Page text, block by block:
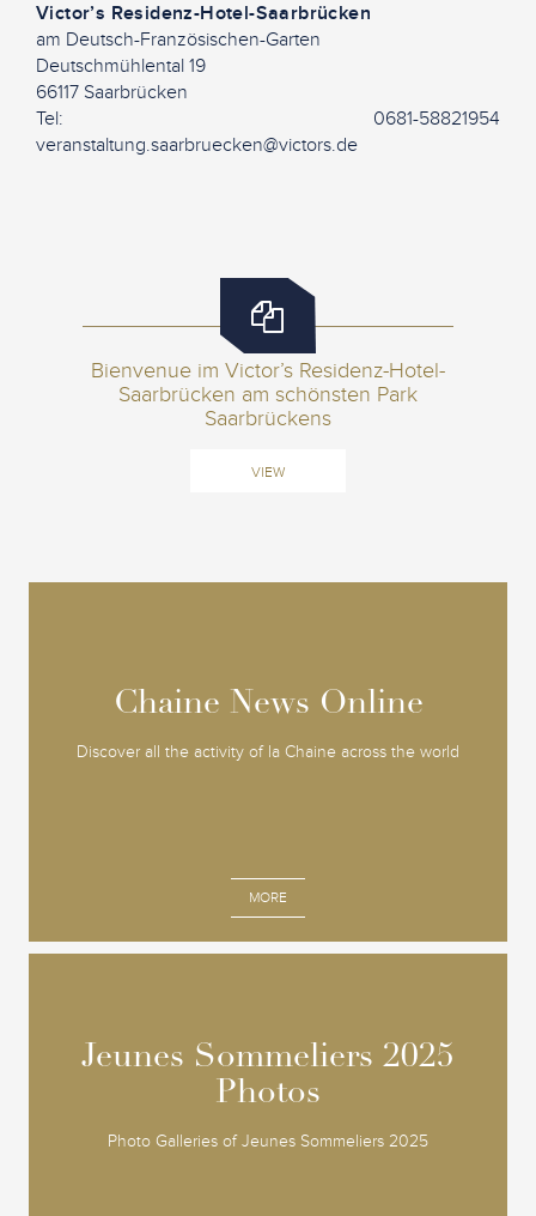
Victor’s Residenz-Hotel-Saarbrücken
am Deutsch-Französischen-Garten
Deutschmühlental 19
66117 Saarbrücken
Tel: 0681-58821954
veranstaltung.saarbruecken@victors.de
Bienvenue im Victor’s Residenz-Hotel-
Saarbrücken am schönsten Park
Saarbrückens
VIEW
Chaine News Online
Discover all the activity of la Chaine across the world
MORE
Chaine News Online
Jeunes Sommeliers 2025
Photos
Photo Galleries of Jeunes Sommeliers 2025
Jeunes Sommeliers 2025
Photos